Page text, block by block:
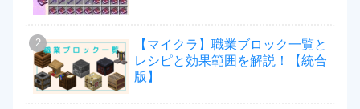
【マイクラ】職業ブロック一覧と
レシピと効果範囲を解説！【統合
版】